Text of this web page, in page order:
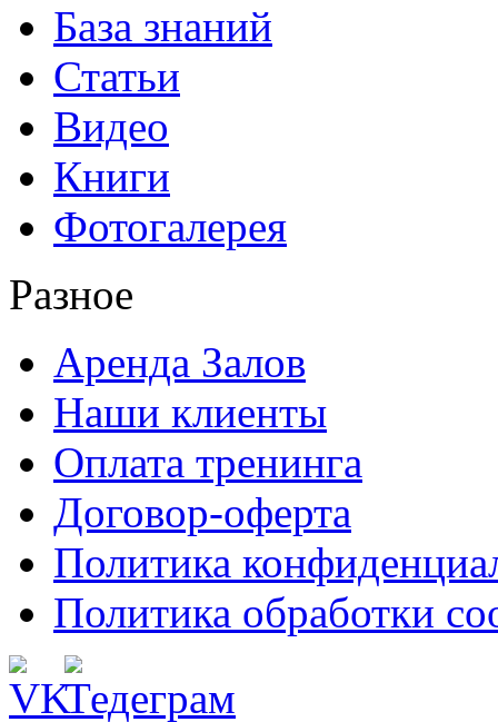
База знаний
Статьи
Видео
Книги
Фотогалерея
Разное
Аренда Залов
Наши клиенты
Оплата тренинга
Договор-оферта
Политика
Политика обработки